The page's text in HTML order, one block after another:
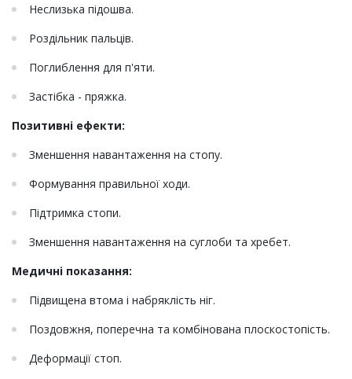
Неслизька підошва.
Роздільник пальців.
Поглиблення для п'яти.
Застібка - пряжка.
Позитивні ефекти:
Зменшення навантаження на стопу.
Формування правильної ходи.
Підтримка стопи.
Зменшення навантаження на суглоби та хребет.
Медичні показання:
Підвищена втома і набряклість ніг.
Поздовжня, поперечна та комбінована плоскостопість.
Деформації стоп.